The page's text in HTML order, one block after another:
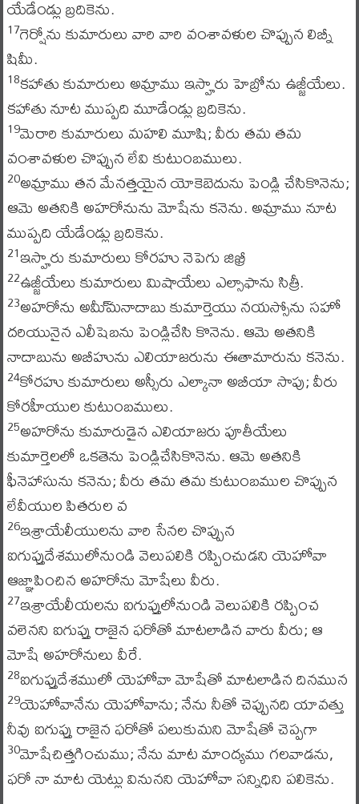
యేడేండ్లు బ్రదికెను.
17గెర్షోను కుమారులు వారి వారి వంశావళుల చొప్పున లిబ్నీ
షిమీ.
18కహాతు కుమారులు అమ్రాము ఇస్హారు హెబ్రోను ఉజ్జీయేలు.
కహాతు నూట ముప్పది మూడేండ్లు బ్రదికెను.
19మెరారి కుమారులు మహలి మూషి; వీరు తమ తమ
వంశావళుల చొప్పున లేవి కుటుంబములు.
20అమ్రాము తన మేనత్తయైన యోకెబెదును పెండ్లి చేసికొనెను;
ఆమె అతనికి అహరోనును మోషేను కనెను. అమ్రాము నూట
ముప్పది యేడేండ్లు బ్రదికెను.
21ఇస్హారు కుమారులు కోరహు నెపెగు జిఖ్రీ
22ఉజ్జీయేలు కుమారులు మిషాయేలు ఎల్సాఫాను సిత్రీ.
23అహరోను అమీ్మనాదాబు కుమార్తెయు నయస్సోను సహో
దరియునైన ఎలీషెబను పెండ్లిచేసి కొనెను. ఆమె అతనికి
నాదాబును అబీహును ఎలియాజరును ఈతామారును కనెను.
24కోరహు కుమారులు అస్సీరు ఎల్కానా అబీయా సాపు; వీరు
కోరహీయుల కుటుంబములు.
25అహరోను కుమారుడైన ఎలియాజరు పూతీయేలు
కుమార్తెలలో ఒకతెను పెండ్లిచేసికొనెను. ఆమె అతనికి
ఫీనెహాసును కనెను; వీరు తమ తమ కుటుంబముల చొప్పున
లేవీయుల పితరుల వ
26ఇశ్రాయేలీయులను వారి సేనల చొప్పున
ఐగుప్తుదేశములోనుండి వెలుపలికి రప్పించుడని యెహోవా
ఆజ్ఞాపించిన అహరోను మోషేలు వీరు.
27ఇశ్రాయేలీయలను ఐగుప్తులోనుండి వెలుపలికి రప్పించ
వలెనని ఐగుప్తు రాజైన ఫరోతో మాటలాడిన వారు వీరు; ఆ
మోషే అహరోనులు వీరే.
28ఐగుప్తుదేశములో యెహోవా మోషేతో మాటలాడిన దినమున
29యెహోవానేను యెహోవాను; నేను నీతో చెప్పునది యావత్తు
నీవు ఐగుప్తు రాజైన ఫరోతో పలుకుమని మోషేతో చెప్పగా
30మోషేచిత్తగించుము; నేను మాట మాంద్యము గలవాడను,
ఫరో నా మాట యెట్లు వినునని యెహోవా సన్నిధిని పలికెను.